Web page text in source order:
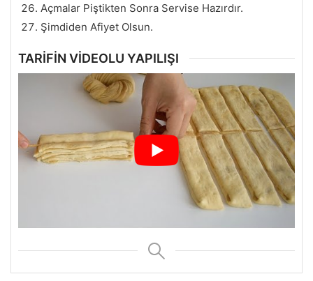
Açmalar Piştikten Sonra Servise Hazırdır.
Şimdiden Afiyet Olsun.
TARİFİN VİDEOLU YAPILIŞI